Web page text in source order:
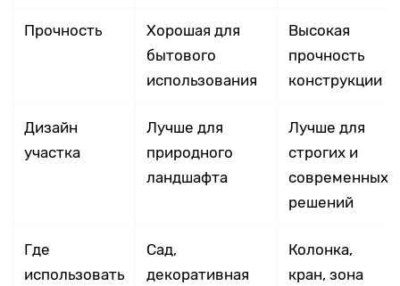
Прочность
Хорошая для
бытового
использования
Высокая
прочность
конструкции
Дизайн
участка
Лучше для
природного
ландшафта
Лучше для
строгих и
современных
решений
Где
использовать
Сад,
декоративная
Колонка,
кран, зона